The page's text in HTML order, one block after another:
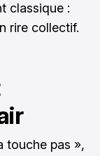
classique :
rire collectif.
touche pas »,